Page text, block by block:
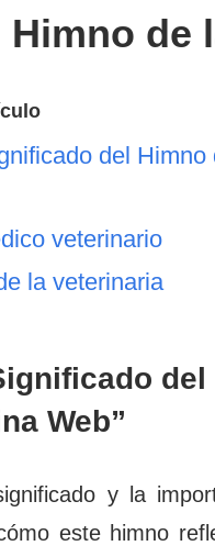
Himno de
del
veterinario
la veterinaria
Web”
y la
este himno